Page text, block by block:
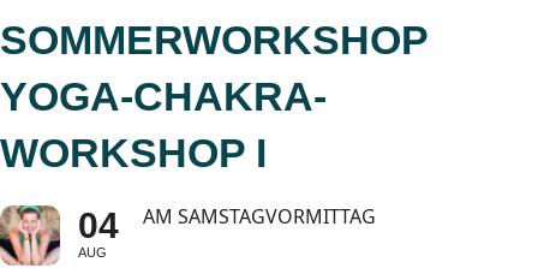
SOMMERWORKSHOP
YOGA-CHAKRA-
WORKSHOP I
04
AUG
AM SAMSTAGVORMITTAG